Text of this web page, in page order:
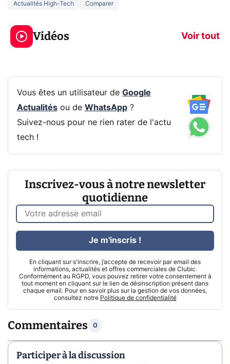
Actualités High-Tech
Comparer
Vidéos Voir tout
3 écrans en 1 pour
319€ ? Voici L'AOC
CQ32G4ZA !
prochaine
Vous êtes un utilisateur de Google
Actualitésou de WhatsApp?
Suivez-nous pour ne rien rater de l'actu
tech !
Inscrivez-vous à notre newsletter
quotidienne
En cliquant sur s'inscrire, j’accepte de recevoir par email des
informations, actualités et offres commerciales de Clubic.
Conformément au RGPD, vous pouvez retirer votre consentement à
tout moment en cliquant sur le lien de désinscription présent dans
chaque email. Pour en savoir plus sur la gestion de vos données,
consultez notre Politique de confidentialité
Je m'inscris !
Commentaires 0
Participer à la discussion